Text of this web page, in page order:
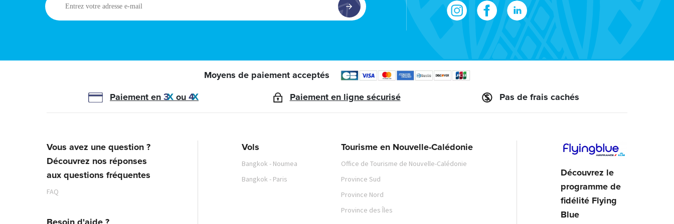
votre
adresse
Moyens de paiement acceptés
Paiement en ou Paiement en ligne sécurisé Pas de frais cachés
Vous avez une question ?
Découvrez nos réponses
aux questions fréquentes
FAQ
Vols
Bangkok - Noumea
Bangkok - Paris
Tourisme en Nouvelle-Calédonie
Office de Tourisme de Nouvelle-Calédonie
Province Sud
Province Nord
Province des Îles
Découvrez le
programme de
fidélité Flying
Blue